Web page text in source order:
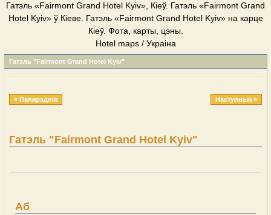
Гатэль «Fairmont Grand Hotel Kyiv», Кіеў. Гатэль «Fairmont Grand
Hotel Kyiv» ў Кіеве. Гатэль «Fairmont Grand Hotel Kyiv» на карце
Кіеў. Фота, карты, цэны.
Hotel maps / Украіна
Гатэль "Fairmont Grand Hotel Kyiv"
« Папярэднія Наступныя »
Гатэль "Fairmont Grand Hotel Kyiv"
Аб